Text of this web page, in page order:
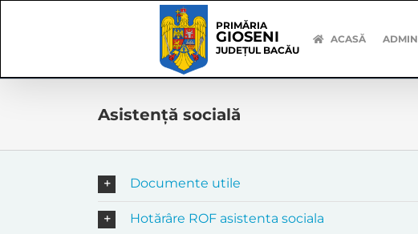
PRIMĂRIA
GIOSENI
JUDEȚUL BACĂU
ACASĂ
Asistență socială
Documente utile
Hotărâre ROF asistenta sociala